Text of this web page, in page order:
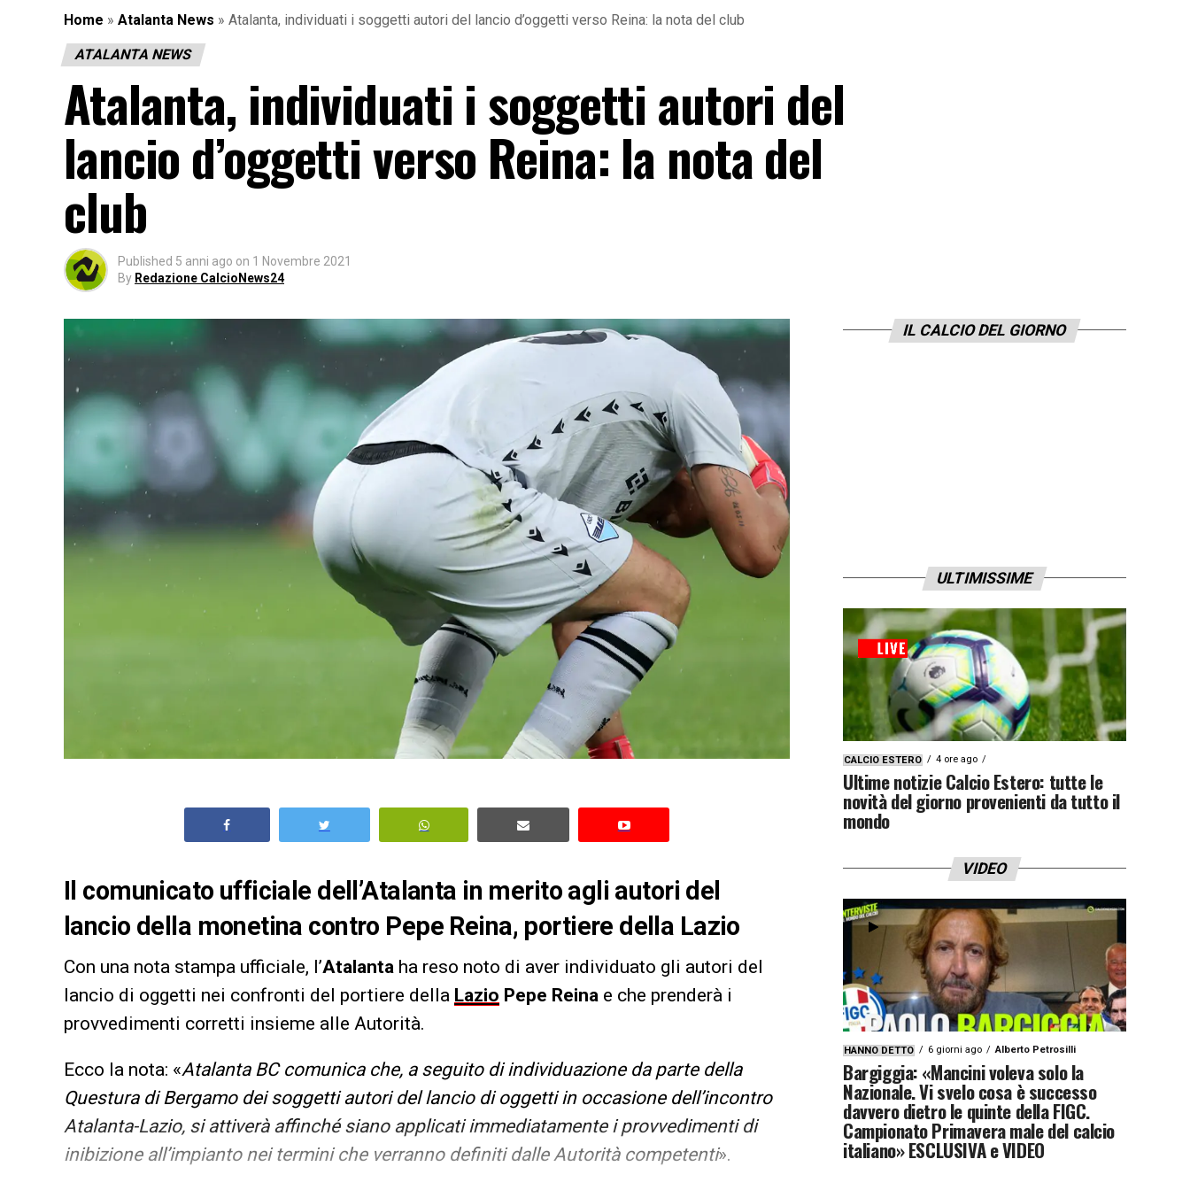
Home » Atalanta News » Atalanta, individuati i soggetti autori del lancio d’oggetti verso Reina: la nota del club
ATALANTA NEWS
Atalanta, individuati i soggetti autori del
lancio d’oggetti verso Reina: la nota del
club
Published 5 anni ago on 1 Novembre 2021
By Redazione CalcioNews24
Il comunicato ufficiale dell’Atalanta in merito agli autori del
lancio della monetina contro Pepe Reina, portiere della Lazio
Con una nota stampa ufficiale, l’Atalanta ha reso noto di aver individuato gli autori del
lancio di oggetti nei confronti del portiere della Lazio Pepe Reina e che prenderà i
provvedimenti corretti insieme alle Autorità.
Ecco la nota: «Atalanta BC comunica che, a seguito di individuazione da parte della
Questura di Bergamo dei soggetti autori del lancio di oggetti in occasione dell’incontro
Atalanta-Lazio, si attiverà affinché siano applicati immediatamente i provvedimenti di
inibizione all’impianto nei termini che verranno definiti dalle Autorità competenti».
IL CALCIO DEL GIORNO
ULTIMISSIME
CALCIO ESTERO 4 ore ago
Ultime notizie Calcio Estero: tutte le
novità del giorno provenienti da tutto il
mondo
VIDEO
HANNO DETTO 6 giorni ago Alberto Petrosilli
Bargiggia: «Mancini voleva solo la
Nazionale. Vi svelo cosa è successo
davvero dietro le quinte della FIGC.
Campionato Primavera male del calcio
italiano» ESCLUSIVA e VIDEO